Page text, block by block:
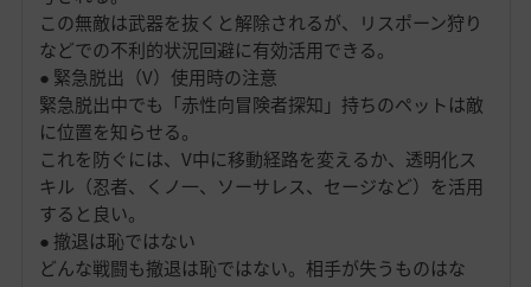
この無敵は武器を抜くと解除されるが、リスポーン狩り
などでの不利的状況回避に有効活用できる。
● 緊急脱出（V）使用時の注意
緊急脱出中でも「赤性向冒険者探知」持ちのペットは敵
に位置を知らせる。
これを防ぐには、V中に移動経路を変えるか、透明化ス
キル（忍者、くノ一、ソーサレス、セージなど）を活用
すると良い。
● 撤退は恥ではない
どんな戦闘も撤退は恥ではない。相手が失うものはな